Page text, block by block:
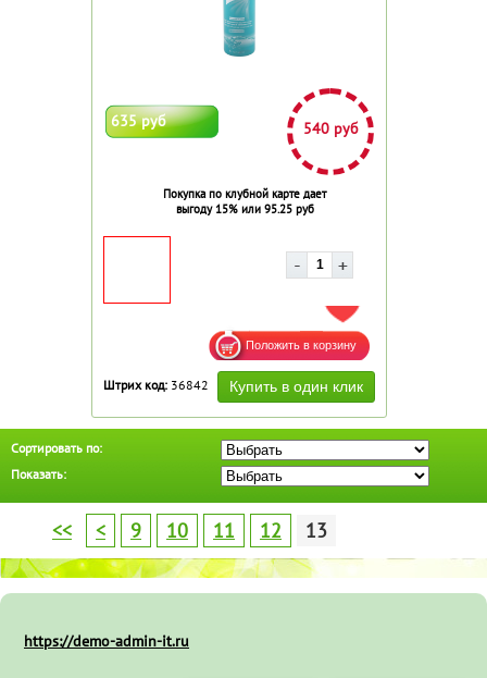
635 руб 540 руб
Покупка по клубной карте дает
выгоду 15% или 95.25 руб
ДОБАВИТЬ В ИЗБРАННОЕ
Штрих код: 36842
Сортировать по:
Показать:
<< < 9 10 11 12 13
https://demo-admin-it.ru